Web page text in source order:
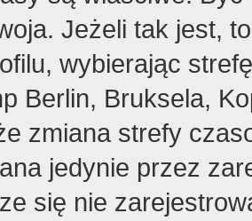
Jeżeli tak jest,
wybierając
Berlin, Bruksela,
zmiana strefy
jedynie przez
się nie